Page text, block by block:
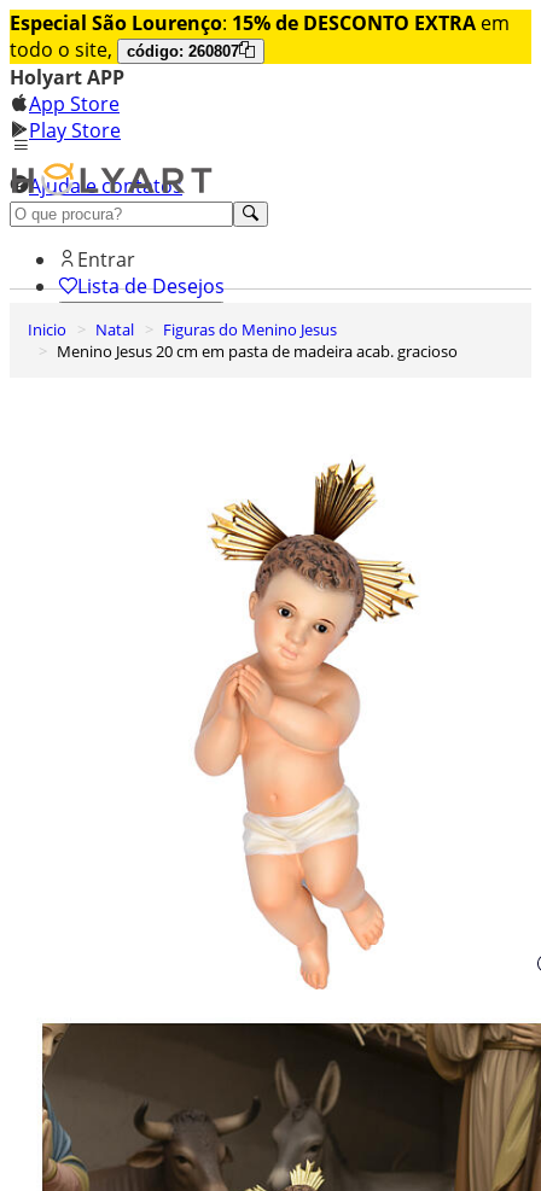
Especial São Lourenço: 15% de DESCONTO EXTRA em
todo o site,
código: 260807
Holyart APP
App Store
Play Store
Ajuda e contatos
Conheça premium
Entrar
Lista de Desejos
Carrinho de Compras
Inicio Natal
Figuras do Menino Jesus
Menino Jesus 20 cm em pasta de madeira acab. gracioso